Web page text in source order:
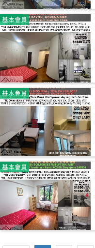
基本會員
基本會員
基本會員